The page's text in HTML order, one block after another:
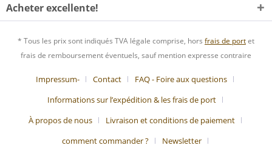
Acheter excellente!
* Tous les prix sont indiqués TVA légale comprise, hors frais de portet
frais de remboursement éventuels, sauf mention expresse contraire
Impressum- Contact
FAQ - Foire aux questions
Informations sur l’expédition & les frais de port
À propos de nous
Livraison et conditions de paiement
comment commander ?
Newsletter